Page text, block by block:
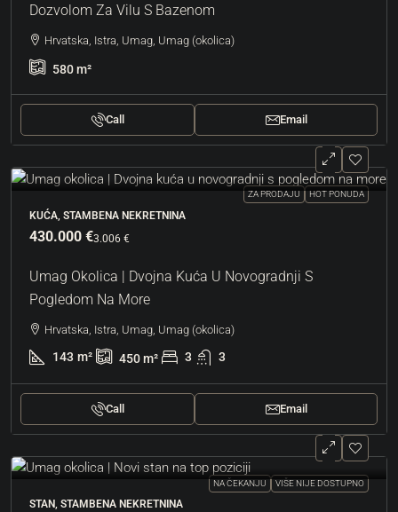
Dozvolom Za Vilu S Bazenom
Hrvatska, Istra, Umag, Umag (okolica)
580m²
Call Email
ZA PRODAJU HOT PONUDA
KUĆA, STAMBENA NEKRETNINA
430.000 €3.006 €
Umag Okolica | Dvojna Kuća U Novogradnji S
Pogledom Na More
Hrvatska, Istra, Umag, Umag (okolica)
143 m² 450m² 3 3
Call Email
NA ČEKANJU VIŠE NIJE DOSTUPNO
STAN, STAMBENA NEKRETNINA